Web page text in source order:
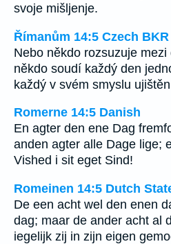
svoje mišljenje.
Římanům 14:5 Czech BKR
Nebo někdo rozsuzuje
někdo soudí každý den
každý v svém smyslu
Romerne 14:5 Danish
En agter den ene Dag
anden agter alle Dage lige;
Vished i sit eget Sind!
Romeinen 14:5 Dutch
De een acht wel den enen
dag; maar de ander acht al
iegelijk zij in zijn eigen